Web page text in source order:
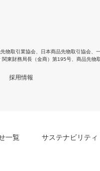
物取引業協会 日本商品先物取引協会
東財務局長（金商）第195号、商品先物
採用情報
一覧 サステナビリティ